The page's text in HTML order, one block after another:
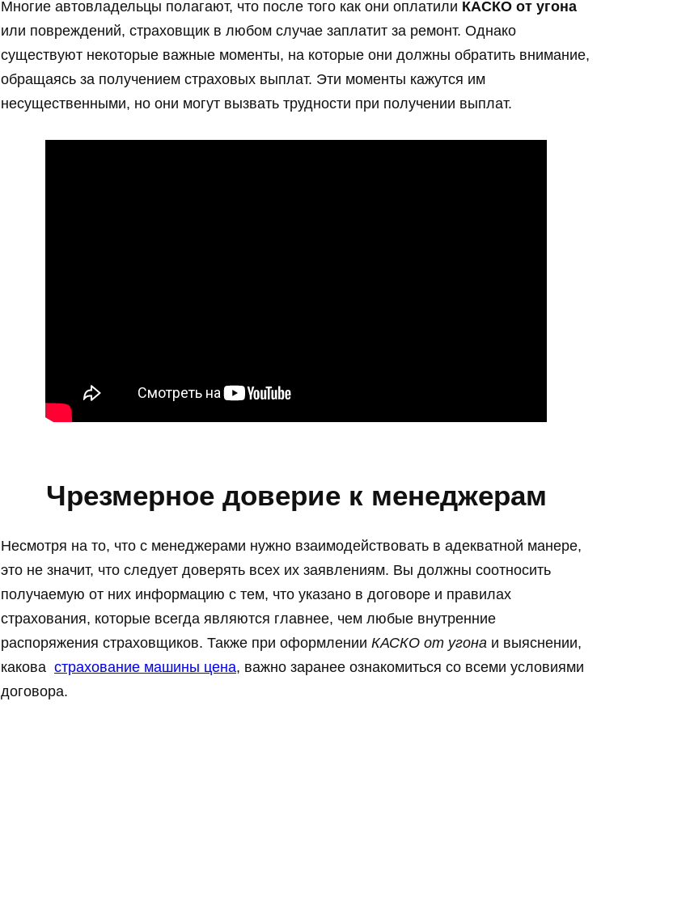
Многие автовладельцы полагают, что после того как они оплатили КАСКО от угона
или повреждений, страховщик в любом случае заплатит за ремонт. Однако
существуют некоторые важные моменты, на которые они должны обратить внимание,
обращаясь за получением страховых выплат. Эти моменты кажутся им
несущественными, но они могут вызвать трудности при получении выплат.
Чрезмерное доверие к менеджерам
Несмотря на то, что с менеджерами нужно взаимодействовать в адекватной манере,
это не значит, что следует доверять всех их заявлениям. Вы должны соотносить
получаемую от них информацию с тем, что указано в договоре и правилах
страхования, которые всегда являются главнее, чем любые внутренние
распоряжения страховщиков. Также при оформлении КАСКО от угона и выяснении,
какова страхование машины цена, важно заранее ознакомиться со всеми условиями
договора.